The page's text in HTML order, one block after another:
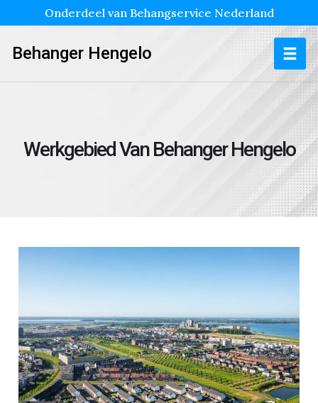
Onderdeel van Behangservice Nederland
Behanger Hengelo
Werkgebied Van Behanger Hengelo